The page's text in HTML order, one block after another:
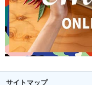
サイトマップ